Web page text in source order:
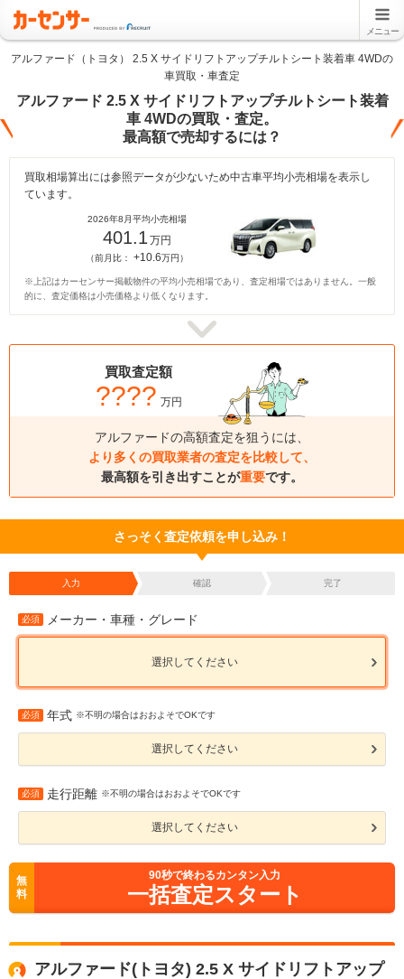
メニュー
アルファード（トヨタ） 2.5 X サイドリフトアップチルトシート装着車 4WDの
車買取・車査定
アルファード 2.5 X サイドリフトアップチルトシート装着
車 4WDの買取・査定。
最高額で売却するには？
買取相場算出には参照データが少ないため中古車平均小売相場を表示し
ています。
2026年8月平均小売相場
401.1 万円
（前月比： +10.6万円）
※上記はカーセンサー掲載物件の平均小売相場であり、査定相場ではありません。一般
的に、査定価格は小売価格より低くなります。
買取査定額
???? 万円
アルファードの高額査定を狙うには、
より多くの買取業者の査定を比較して、
最高額を引き出すことが重要です。
さっそく査定依頼を申し込み！
入力 確認 完了
必須 メーカー・車種・グレード
選択してください
必須 年式 ※不明の場合はおおよそでOKです
選択してください
必須 走行距離 ※不明の場合はおおよそでOKです
選択してください
無
料
90秒で終わるカンタン入力
一括査定スタート
アルファード(トヨタ) 2.5 X サイドリフトアップ